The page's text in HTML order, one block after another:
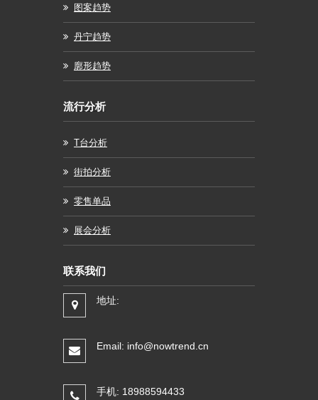
图案趋势
丹宁趋势
廓形趋势
流行分析
T台分析
街拍分析
零售单品
展会分析
联系我们
地址:
Email: info@nowtrend.cn
手机: 18988594433